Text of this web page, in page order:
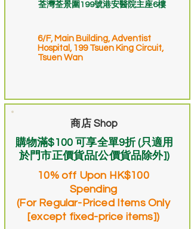
荃灣荃景圍199號港安醫院主座6樓
6/F, Main Building, Adventist
Hospital, 199 Tsuen King Circuit,
Tsuen Wan
商店 Shop
購物滿$100 可享全單9折 (只適用
於門市正價貨品[公價貨品除外])
10% off Upon HK$100
Spending
(For Regular-Priced Items Only
[except fixed-price items])